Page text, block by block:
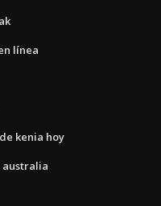
línea
kenia hoy
australia